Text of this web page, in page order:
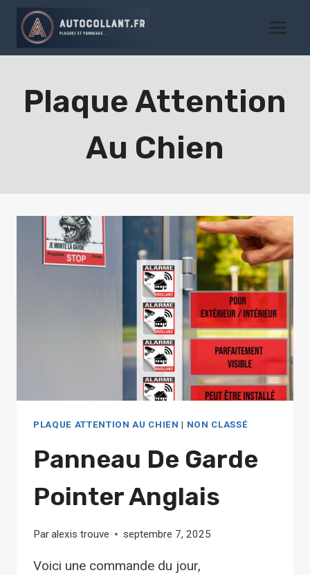
Aller
contenu
Plaque Attention
Au Chien
PLAQUE ATTENTION AU CHIEN | NON CLASSÉ
Panneau De Garde
Pointer Anglais
Paralexis trouve septembre 7, 2025
Voici une commande du jour,